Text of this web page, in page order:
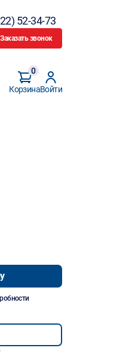
52-34-73
Заказать звонок
Корзина
0
Войти